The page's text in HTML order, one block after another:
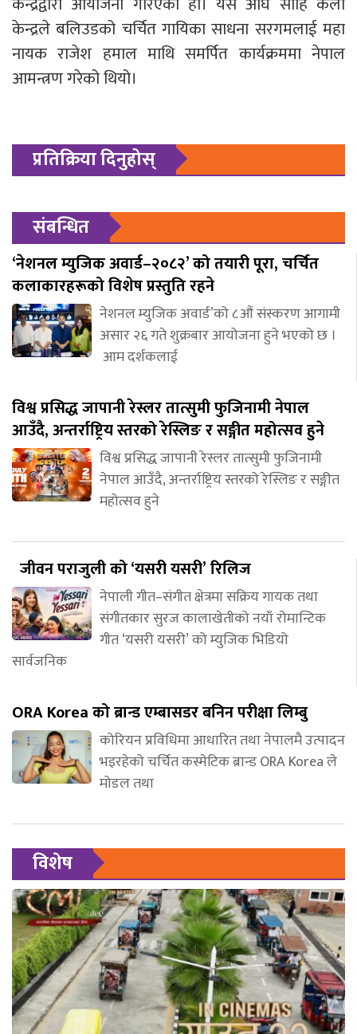
केन्द्रले बलिउडको चर्चित गायिका साधना सरगमलाई महा
नायक राजेश हमाल माथि समर्पित कार्यक्रममा नेपाल
आमन्त्रण गरेको थियो।
प्रतिक्रिया दिनुहोस्
संबन्धित
‘नेशनल म्युजिक अवार्ड–२०८२’ को तयारी पूरा, चर्चित
कलाकारहरूको विशेष प्रस्तुति रहने
नेशनल म्युजिक अवार्ड’को ८औं संस्करण आगामी
असार २६ गते शुक्रबार आयोजना हुने भएको छ ।
आम दर्शकलाई
विश्व प्रसिद्ध जापानी रेस्लर तात्सुमी फुजिनामी नेपाल
आउँदै, अन्तर्राष्ट्रिय स्तरको रेस्लिङ र सङ्गीत महोत्सव हुने
विश्व प्रसिद्ध जापानी रेस्लर तात्सुमी फुजिनामी
नेपाल आउँदै, अन्तर्राष्ट्रिय स्तरको रेस्लिङ र सङ्गीत
महोत्सव हुने
जीवन पराजुली को ‘यसरी यसरी’ रिलिज
नेपाली गीत–संगीत क्षेत्रमा सक्रिय गायक तथा
संगीतकार सुरज कालाखेतीको नयाँ रोमान्टिक
गीत ‘यसरी यसरी’ को म्युजिक भिडियो
सार्वजनिक
ORA Korea को ब्रान्ड एम्बासडर बनिन परीक्षा लिम्बु
कोरियन प्रविधिमा आधारित तथा नेपालमै उत्पादन
भइरहेको चर्चित कस्मेटिक ब्रान्ड ORA Korea ले
मोडल तथा
विशेष